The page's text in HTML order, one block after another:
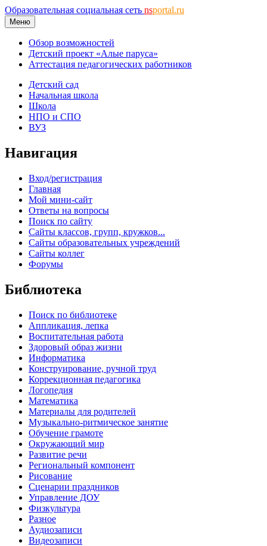
Образовательная социальная сеть nsportal.ru
Меню
Обзор возможностей
Детский проект «Алые паруса»
Аттестация педагогических работников
Детский сад
Начальная школа
Школа
НПО и СПО
ВУЗ
Навигация
Вход/регистрация
Главная
Мой мини-сайт
Ответы на вопросы
Поиск по сайту
Сайты классов, групп, кружков...
Сайты образовательных учреждений
Сайты коллег
Форумы
Библиотека
Поиск по библиотеке
Аппликация, лепка
Воспитательная работа
Здоровый образ жизни
Информатика
Конструирование, ручной труд
Коррекционная педагогика
Логопедия
Математика
Материалы для родителей
Музыкально-ритмическое занятие
Обучение грамоте
Окружающий мир
Развитие речи
Региональный компонент
Рисование
Сценарии праздников
Управление ДОУ
Физкультура
Разное
Аудиозаписи
Видеозаписи